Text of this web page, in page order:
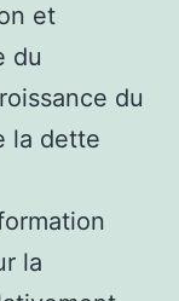
et
du
du
la dette
la